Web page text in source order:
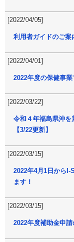
[2022/04/05]
利用者ガイドのご案
[2022/04/01]
2022年度の保健事
[2022/03/22]
令和４年福島県沖を
【3/22更新】
[2022/03/15]
2022年4月1日からI-
ます！
[2022/03/15]
2022年度補助金申